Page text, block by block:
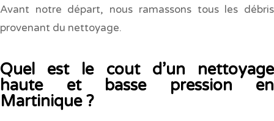
Avant notre départ, nous ramassons tous les débris
provenant du nettoyage.
Quel est le cout d’un nettoyage
haute et basse pression en
Martinique ?